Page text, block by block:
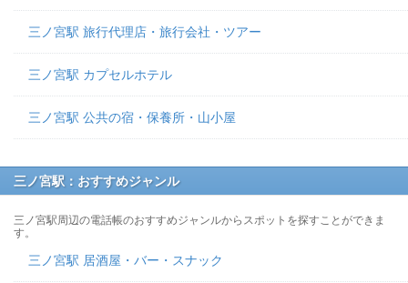
三ノ宮駅 旅行代理店・旅行会社・ツアー
三ノ宮駅 カプセルホテル
三ノ宮駅 公共の宿・保養所・山小屋
三ノ宮駅：おすすめジャンル
三ノ宮駅周辺の電話帳のおすすめジャンルからスポットを探すことができま
す。
三ノ宮駅 居酒屋・バー・スナック